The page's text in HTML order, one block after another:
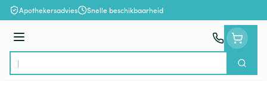
Ga naar de inhoud
Apothekersadvies Snelle beschikbaarheid
Menu
Product, merk, categorie...
Zoek